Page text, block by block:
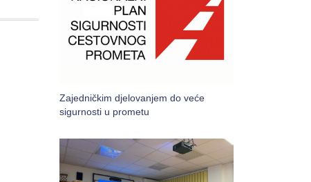
Zajedničkim djelovanjem do veće
sigurnosti u prometu